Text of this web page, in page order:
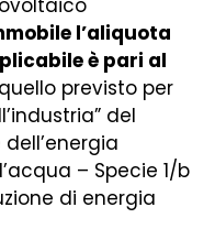
l’aliquota
è pari al
previsto per
del
– Specie 1/b
di energia